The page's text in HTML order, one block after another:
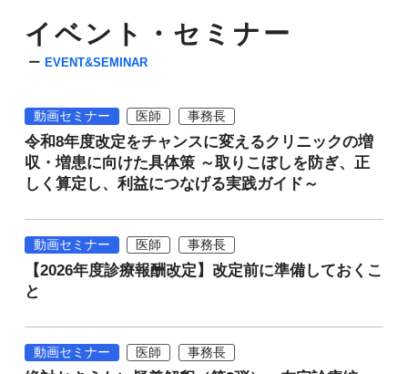
イベント・セミナー
EVENT&SEMINAR
動画セミナー 医師 事務長
令和8年度改定をチャンスに変えるクリニックの増
収・増患に向けた具体策 ～取りこぼしを防ぎ、正
しく算定し、利益につなげる実践ガイド～
動画セミナー 医師 事務長
【2026年度診療報酬改定】改定前に準備しておくこ
と
動画セミナー 医師 事務長